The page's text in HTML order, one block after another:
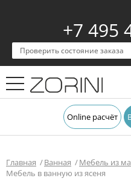
+7 495
Проверить состояние заказа
Online расчёт
Главная Ванная
Мебель из
Мебель в ванную из ясеня